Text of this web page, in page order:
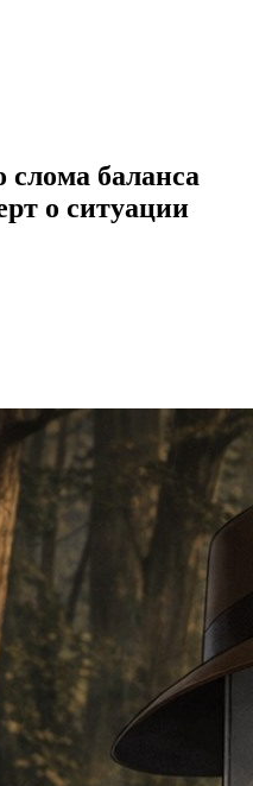
слома баланса
о ситуации